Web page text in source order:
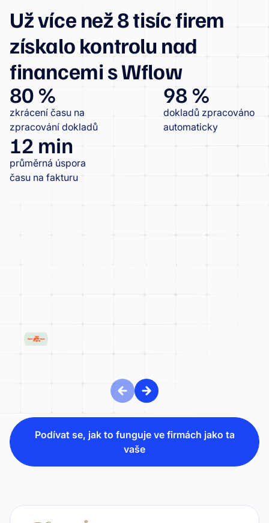
Už více než 8 tisíc firem
získalo kontrolu nad
financemi s Wflow
80 %
zkrácení času na
zpracování dokladů
98 %
dokladů zpracováno
automaticky
12 min
průměrná úspora
času na fakturu
Český tenisový svaz: od problémů s
Podívat se, jak to funguje ve firmách jako ta
vaše